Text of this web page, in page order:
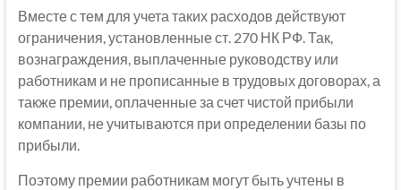
Вместе с тем для учета таких расходов действуют
ограничения, установленные ст. 270 НК РФ. Так,
вознаграждения, выплаченные руководству или
работникам и не прописанные в трудовых договорах, а
также премии, оплаченные за счет чистой прибыли
компании, не учитываются при определении базы по
прибыли.
Поэтому премии работникам могут быть учтены в